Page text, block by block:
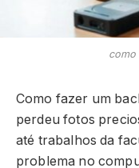
como
Como fazer um
perdeu fotos
até trabalhos da
problema no